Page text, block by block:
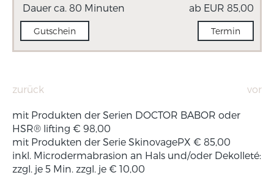
Dauer ca. 80 Minuten ab EUR 85,00
Gutschein Termin
zurück vor
mit Produkten der Serien DOCTOR BABOR oder
HSR® lifting € 98,00
mit Produkten der Serie SkinovagePX € 85,00
inkl. Microdermabrasion an Hals und/oder Dekolleté:
zzgl. je 5 Min. zzgl. je € 10,00